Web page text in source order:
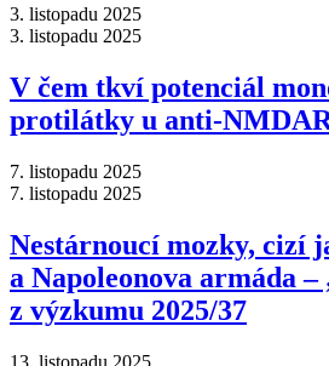
3. listopadu 2025
3. listopadu 2025
V čem tkví potenciál
protilátky u anti-
7. listopadu 2025
7. listopadu 2025
Nestárnoucí mozky, cizí
a Napoleonova armáda
z výzkumu 2025/37
13. listopadu 2025